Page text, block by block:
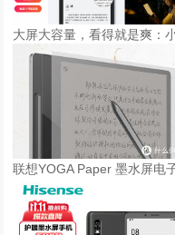
大屏大容量，看得就是爽：
联想YOGA Paper 墨水屏电